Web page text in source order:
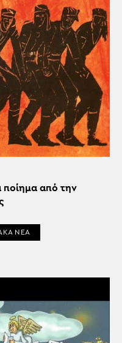
ποίημα από την
ΝΕΑ